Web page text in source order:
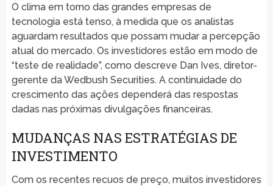
O clima em torno das grandes empresas de
tecnologia está tenso, à medida que os analistas
aguardam resultados que possam mudar a percepção
atual do mercado. Os investidores estão em modo de
“teste de realidade”, como descreve Dan Ives, diretor-
gerente da Wedbush Securities. A continuidade do
crescimento das ações dependerá das respostas
dadas nas próximas divulgações financeiras.
MUDANÇAS NAS ESTRATÉGIAS DE
INVESTIMENTO
Com os recentes recuos de preço, muitos investidores